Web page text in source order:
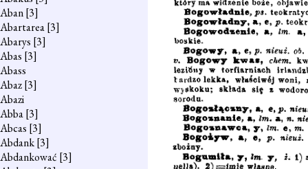
Aban[3]
Abartarea[3]
Abarys [3]
Abas [3]
Abass
Abaz[3]
Abazi
Abba[3]
Abcas [3]
Abdank[3]
Abdankować [3]